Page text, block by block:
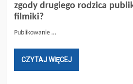
zgody drugiego rodzica
filmiki?
Publikowanie …
CZYTAJ WIĘCEJ